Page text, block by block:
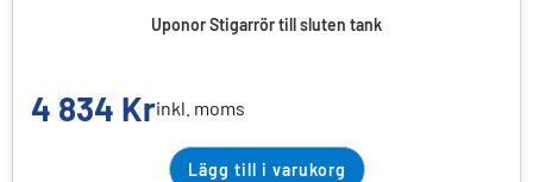
Uponor Stigarrör till sluten tank
4 834 Krinkl. moms
Lägg till i varukorg